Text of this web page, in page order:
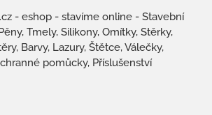
- eshop - stavíme online - Stavební
Tmely, Silikony, Omítky, Stěrky,
Barvy, Lazury, Štětce, Válečky,
pomůcky, Příslušenství